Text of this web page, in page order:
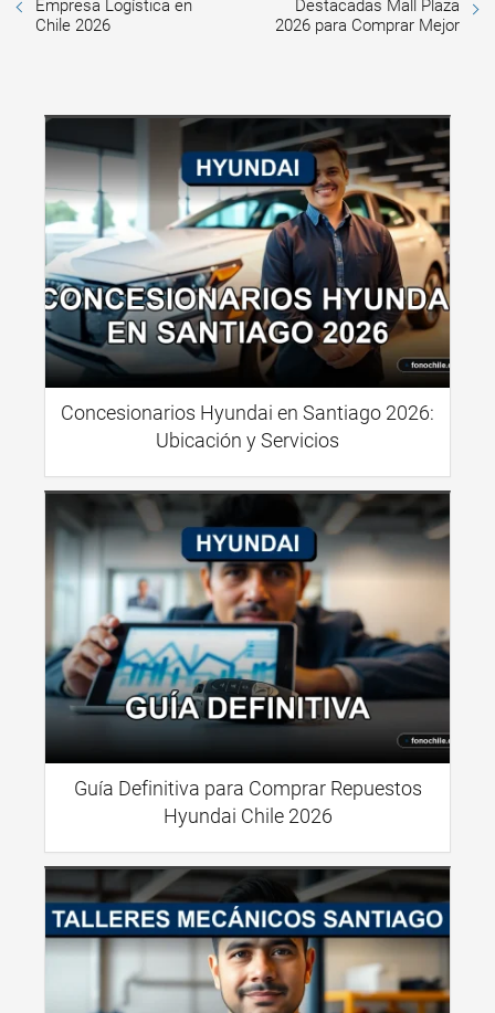
Empresa Logística en
Chile 2026
Destacadas Mall Plaza
2026 para Comprar Mejor
Concesionarios Hyundai en Santiago 2026:
Ubicación y Servicios
Guía Definitiva para Comprar Repuestos
Hyundai Chile 2026